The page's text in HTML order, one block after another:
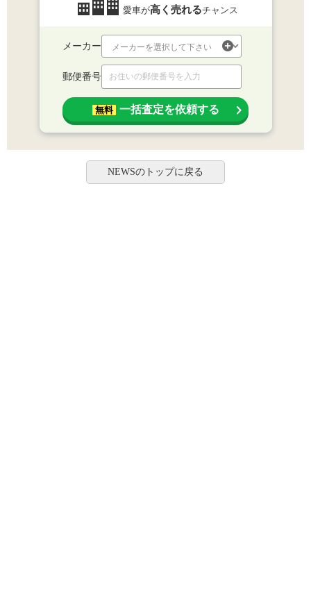
愛車が高く売れるチャンス
メーカー
郵便番号
無料 一括査定を依頼する
NEWSのトップに戻る